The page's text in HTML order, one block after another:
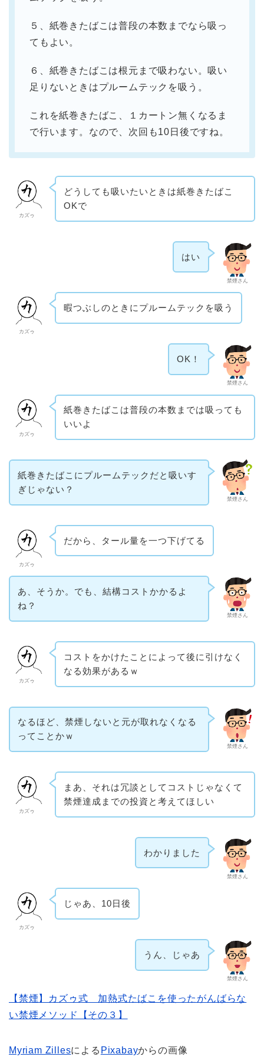
５、紙巻きたばこは普段の本数までなら吸っ
てもよい。
６、紙巻きたばこは根元まで吸わない。吸い
足りないときはプルームテックを吸う。
これを紙巻きたばこ、１カートン無くなるま
で行います。なので、次回も10日後ですね。
カズゥ
どうしても吸いたいときは紙巻きたばこ
OKで
禁煙さん
はい
カズゥ
暇つぶしのときにプルームテックを吸う
禁煙さん
OK！
カズゥ
紙巻きたばこは普段の本数までは吸っても
いいよ
禁煙さん
紙巻きたばこにプルームテックだと吸いす
ぎじゃない？
カズゥ
だから、タール量を一つ下げてる
禁煙さん
あ、そうか。でも、結構コストかかるよ
ね？
カズゥ
コストをかけたことによって後に引けなく
なる効果があるｗ
禁煙さん
なるほど、禁煙しないと元が取れなくなる
ってことかｗ
カズゥ
まあ、それは冗談としてコストじゃなくて
禁煙達成までの投資と考えてほしい
禁煙さん
わかりました
カズゥ
じゃあ、10日後
禁煙さん
うん、じゃあ
【禁煙】カズゥ式 加熱式たばこを使ったがんばらな
い禁煙メソッド【その３】
Myriam Zillesによる Pixabayからの画像